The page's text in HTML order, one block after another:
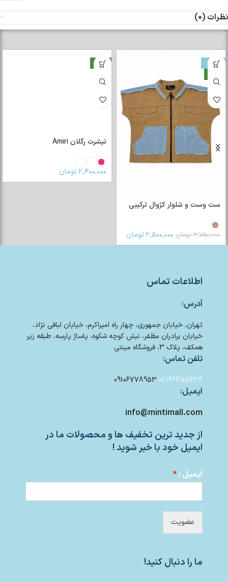
نظرات (0)
-33%
ست وست و شلوار کژوال ترکیبی
۳,۷۵۰,۰۰۰ تومان ۲,۵۰۰,۰۰۰تومان
جدید
تیشرت رگلان Amiri
۲,۴۰۰,۰۰۰تومان
اطلاعات تماس
آدرس:
تهران، خیابان جمهوری، چهار راه امیراکرم، خیابان لبافی نژاد،
خیابان برادران مظفر، نبش کوچه شکوه، پاساژ پارسه، طبقه زیر
همکف، پلاک 3، فروشگاه مینتی
تلفن تماس:
02166455436
09106778953
ایمیل:
info@mintimall.com
از جدید ترین تخفیف ها و محصولات ما در
ایمیل خود با خبر شوید !
ایمیل :*
عضویت
ما را دنبال کنید!